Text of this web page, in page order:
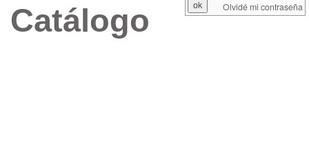
Catálogo Olvidé mi contraseña